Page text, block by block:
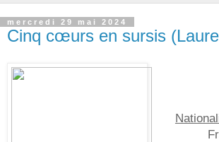
mercredi 29 mai 2024
Cinq cœurs en sursis